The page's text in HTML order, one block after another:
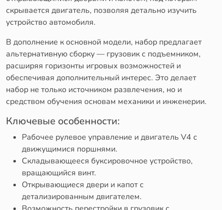
скрывается двигатель, позволяя детально изучить
устройство автомобиля.
В дополнение к основной модели, набор предлагает
альтернативную сборку — грузовик с подъемником,
расширяя горизонты игровых возможностей и
обеспечивая дополнительный интерес. Это делает
набор не только источником развлечения, но и
средством обучения основам механики и инженерии.
Ключевые особенности:
Рабочее рулевое управление и двигатель V4 с
движущимися поршнями.
Складывающееся буксировочное устройство,
вращающийся винт.
Открывающиеся двери и капот с
детализированным двигателем.